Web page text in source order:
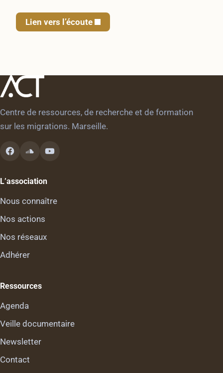
Lien vers l’écoute
Centre de ressources, de recherche et de formation
sur les migrations. Marseille.
L’association
Nous connaître
Nos actions
Nos réseaux
Adhérer
Ressources
Agenda
Veille documentaire
Newsletter
Contact